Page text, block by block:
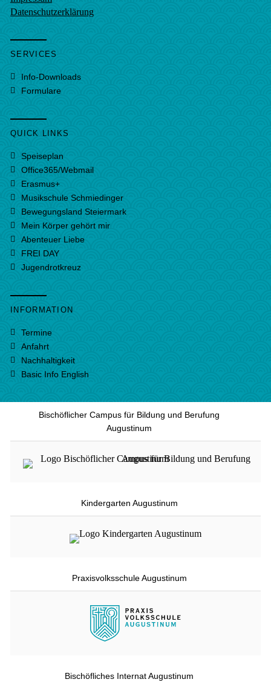
Datenschutzerklärung
SERVICES
Info-Downloads
Formulare
QUICK LINKS
Speiseplan
Office365/Webmail
Erasmus+
Musikschule Schmiedinger
Bewegungsland Steiermark
Mein Körper gehört mir
Abenteuer Liebe
FREI DAY
Jugendrotkreuz
INFORMATION
Termine
Anfahrt
Nachhaltigkeit
Basic Info English
Bischöflicher Campus für Bildung und Berufung
Augustinum
Kindergarten Augustinum
Praxisvolksschule Augustinum
Bischöfliches Internat Augustinum